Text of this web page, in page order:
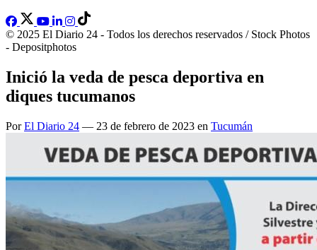
© 2025 El Diario 24 - Todos los derechos reservados / Stock Photos
- Depositphotos
Inició la veda de pesca deportiva en
diques tucumanos
PorEl Diario 24 — 23 de febrero de 2023 en Tucumán